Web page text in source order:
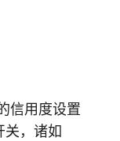
信用度设置
，诸如